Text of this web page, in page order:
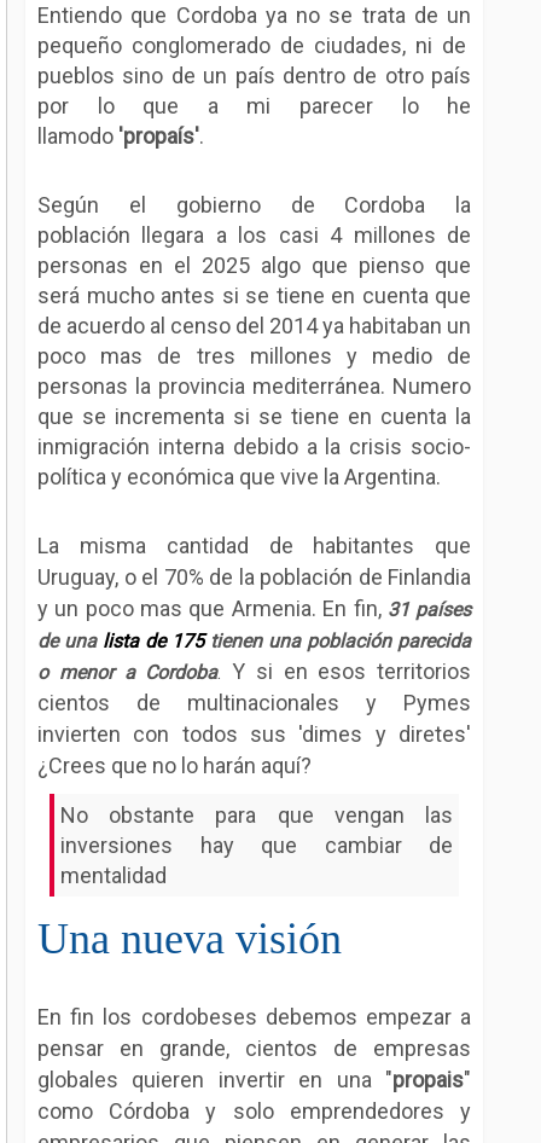
Entiendo que Cordoba ya no se trata de un
pequeño conglomerado de ciudades, ni de
pueblos sino de un país dentro de otro país
por lo que a mi parecer lo he
llamodo 'propaís'.
Según el gobierno de Cordoba la
población llegara a los casi 4 millones de
personas en el 2025 algo que pienso que
será mucho antes si se tiene en cuenta que
de acuerdo al censo del 2014 ya habitaban un
poco mas de tres millones y medio de
personas la provincia mediterránea. Numero
que se incrementa si se tiene en cuenta la
inmigración interna debido a la crisis socio-
política y económica que vive la Argentina.
La misma cantidad de habitantes que
Uruguay, o el 70% de la población de Finlandia
y un poco mas que Armenia. En fin, 31 países
de una lista de 175tienen una población parecida
o menor a Cordoba. Y si en esos territorios
cientos de multinacionales y Pymes
invierten con todos sus 'dimes y diretes'
¿Crees que no lo harán aquí?
No obstante para que vengan las
inversiones hay que cambiar de
mentalidad
Una nueva visión
En fin los cordobeses debemos empezar a
pensar en grande, cientos de empresas
globales quieren invertir en una "propais"
como Córdoba y solo emprendedores y